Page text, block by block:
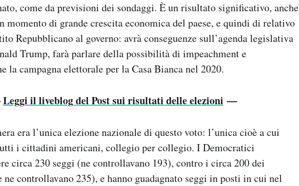
come da previsioni dei sondaggi. È un risultato significativo, anche
momento di grande crescita economica del paese, e quindi di relativo
Repubblicano al governo: avrà conseguenze sull’agenda legislativa
Trump, farà parlare della possibilità di impeachment e
la campagna elettorale per la Casa Bianca nel 2020.
Leggi il liveblog del Post sui risultati delle elezioni —
era l’unica elezione nazionale di questo voto: l’unica cioè a cui
i cittadini americani, collegio per collegio. I Democratici
circa 230 seggi (ne controllavano 193), contro i circa 200 dei
controllavano 235), e hanno guadagnato seggi in posti in cui nel